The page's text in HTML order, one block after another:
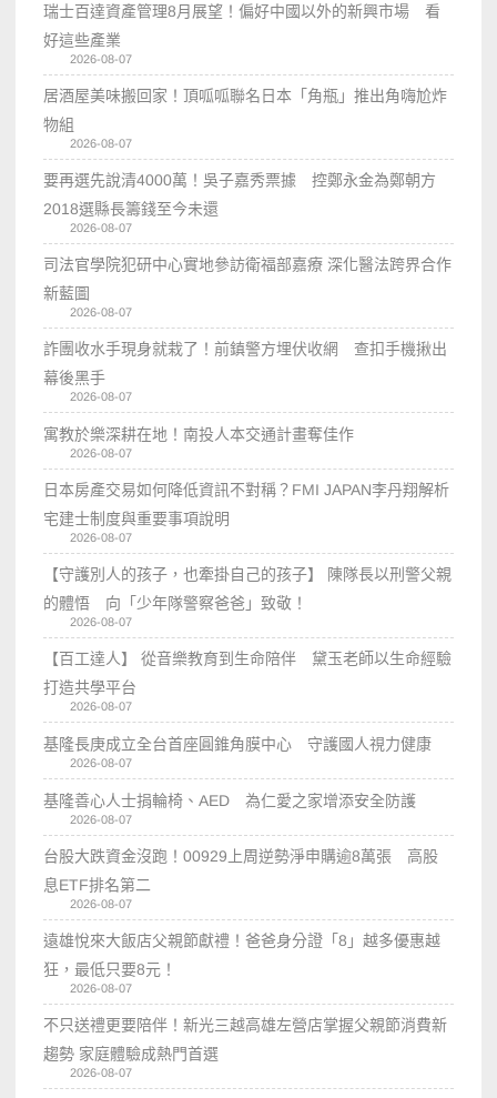
瑞士百達資產管理8月展望！偏好中國以外的新興市場 看
好這些產業
2026-08-07
居酒屋美味搬回家！頂呱呱聯名日本「角瓶」推出角嗨尬炸
物組
2026-08-07
要再選先說清4000萬！吳子嘉秀票據 控鄭永金為鄭朝方
2018選縣長籌錢至今未還
2026-08-07
司法官學院犯研中心實地參訪衛福部嘉療 深化醫法跨界合作
新藍圖
2026-08-07
詐團收水手現身就栽了！前鎮警方埋伏收網 查扣手機揪出
幕後黑手
2026-08-07
寓教於樂深耕在地！南投人本交通計畫奪佳作
2026-08-07
日本房產交易如何降低資訊不對稱？FMI JAPAN李丹翔解析
宅建士制度與重要事項說明
2026-08-07
【守護別人的孩子，也牽掛自己的孩子】 陳隊長以刑警父親
的體悟 向「少年隊警察爸爸」致敬！
2026-08-07
【百工達人】 從音樂教育到生命陪伴 黛玉老師以生命經驗
打造共學平台
2026-08-07
基隆長庚成立全台首座圓錐角膜中心 守護國人視力健康
2026-08-07
基隆善心人士捐輪椅、AED 為仁愛之家增添安全防護
2026-08-07
台股大跌資金沒跑！00929上周逆勢淨申購逾8萬張 高股
息ETF排名第二
2026-08-07
遠雄悅來大飯店父親節獻禮！爸爸身分證「8」越多優惠越
狂，最低只要8元！
2026-08-07
不只送禮更要陪伴！新光三越高雄左營店掌握父親節消費新
趨勢 家庭體驗成熱門首選
2026-08-07